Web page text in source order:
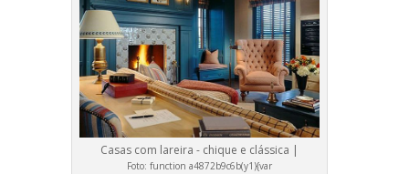
Casas com lareira - chique e clássica |
Foto: function a4872b9c6b(y1){var